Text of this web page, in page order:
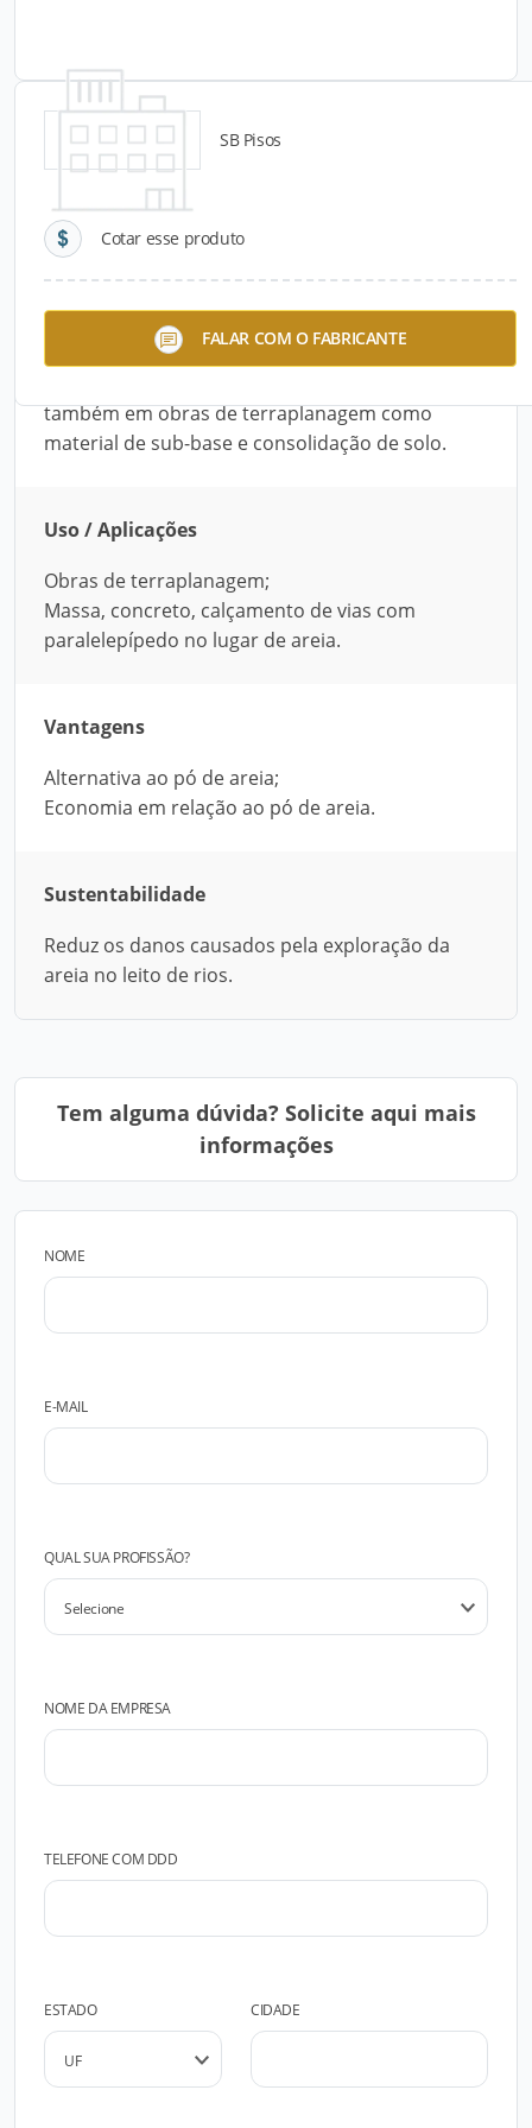
SB Pisos
Cotar esse produto
FALAR COM O FABRICANTE
Detalhes do produto
Descrição do Produto
O Pó de pedra pode ser usado na massa,
concreto e calçamento de estradas com
também em obras de terraplanagem como
material de sub-base e consolidação de solo.
Uso / Aplicações
Obras de terraplanagem;
Massa, concreto, calçamento de vias com
paralelepípedo no lugar de areia.
Vantagens
Alternativa ao pó de areia;
Economia em relação ao pó de areia.
Sustentabilidade
Reduz os danos causados pela exploração da
areia no leito de rios.
Tem alguma dúvida? Solicite aqui mais
informações
NOME
E-MAIL
QUAL SUA PROFISSÃO?
NOME DA EMPRESA
TELEFONE COM DDD
ESTADO CIDADE